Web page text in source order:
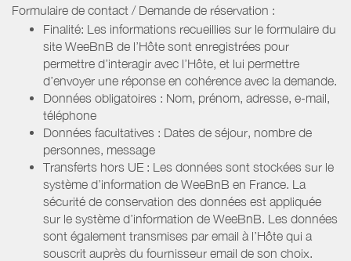
Formulaire de contact / Demande de réservation :
Finalité: Les informations recueillies sur le formulaire du
site WeeBnB de l’Hôte sont enregistrées pour
permettre d’interagir avec l’Hôte, et lui permettre
d’envoyer une réponse en cohérence avec la demande.
Données obligatoires : Nom, prénom, adresse, e-mail,
téléphone
Données facultatives : Dates de séjour, nombre de
personnes, message
Transferts hors UE : Les données sont stockées sur le
système d’information de WeeBnB en France. La
sécurité de conservation des données est appliquée
sur le système d’information de WeeBnB. Les données
sont également transmises par email à l’Hôte qui a
souscrit auprès du fournisseur email de son choix.